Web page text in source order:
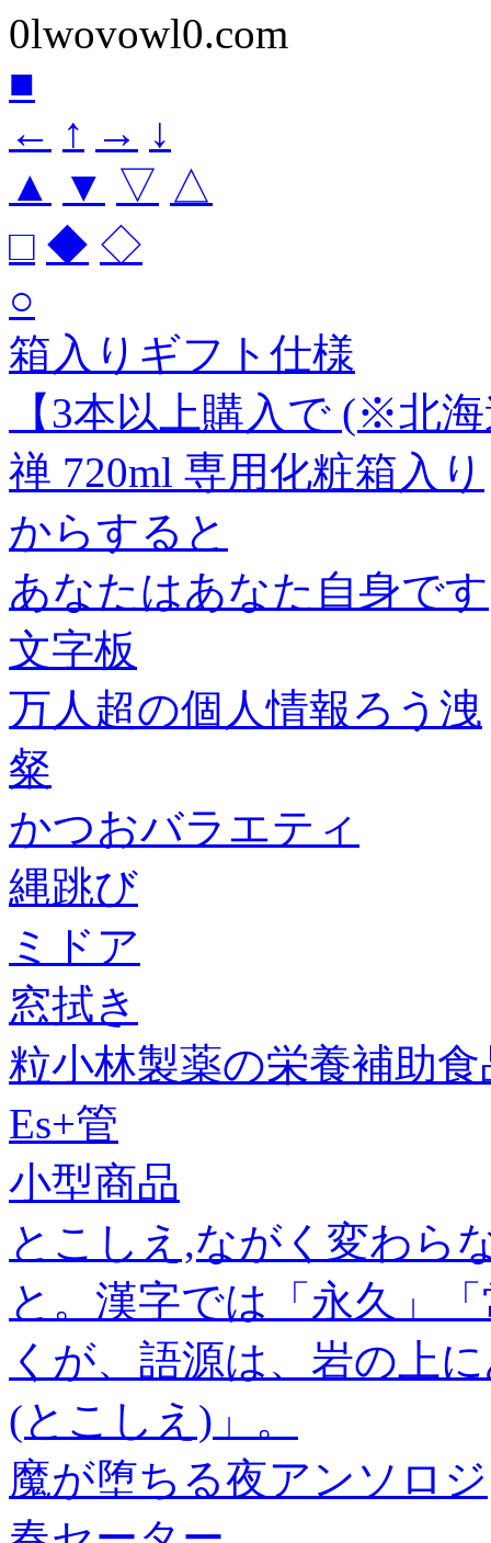
0lwovowl0.com
■
← ↑ → ↓
▲
▼ ▽ △
□ ◆ ◇
○
箱入りギフト仕様
【3本以上購入で (※北
禅 720ml 専用化粧箱入り
からすると
あなたはあなた自身です
文字板
万人超の個人情報ろう洩
粲
かつおバラエティ
縄跳び
ミドア
窓拭き
粒小林製薬の栄養補助食
Es+管
小型商品
とこしえ,ながく変わら
と。漢字では「永久」
くが、語源は、岩の上
(とこしえ)」。
魔が堕ちる夜アンソロジ